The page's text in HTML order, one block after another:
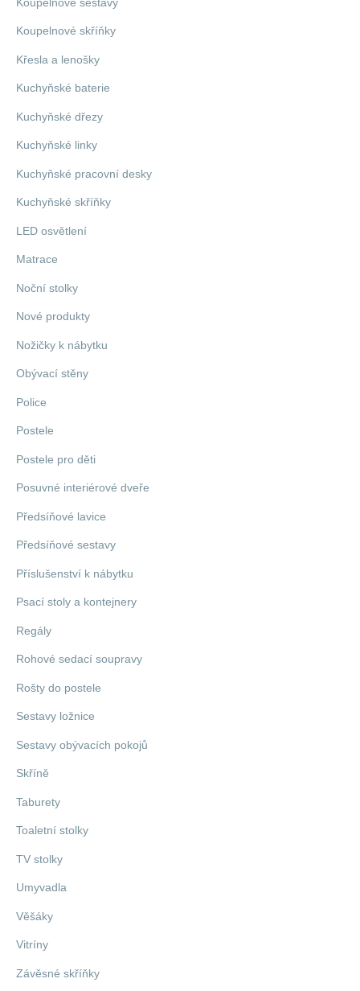
Koupelnové skříňky
Křesla a lenošky
Kuchyňské baterie
Kuchyňské dřezy
Kuchyňské linky
Kuchyňské pracovní desky
Kuchyňské skříňky
LED osvětlení
Matrace
Noční stolky
Nové produkty
Nožičky k nábytku
Obývací stěny
Police
Postele
Postele pro děti
Posuvné interiérové dveře
Předsíňové lavice
Předsíňové sestavy
Příslušenství k nábytku
Psací stoly a kontejnery
Regály
Rohové sedací soupravy
Rošty do postele
Sestavy ložnice
Sestavy obývacích pokojů
Skříně
Taburety
Toaletní stolky
TV stolky
Umyvadla
Věšáky
Vitríny
Závěsné skříňky